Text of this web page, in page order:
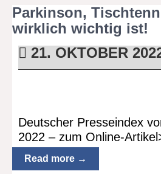
Parkinson,
wirklich wichtig ist!
21. OKTOBER
Deutscher Presseindex
2022 – zum Online-
Read more →